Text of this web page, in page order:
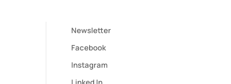
Newsletter
Facebook
Instagram